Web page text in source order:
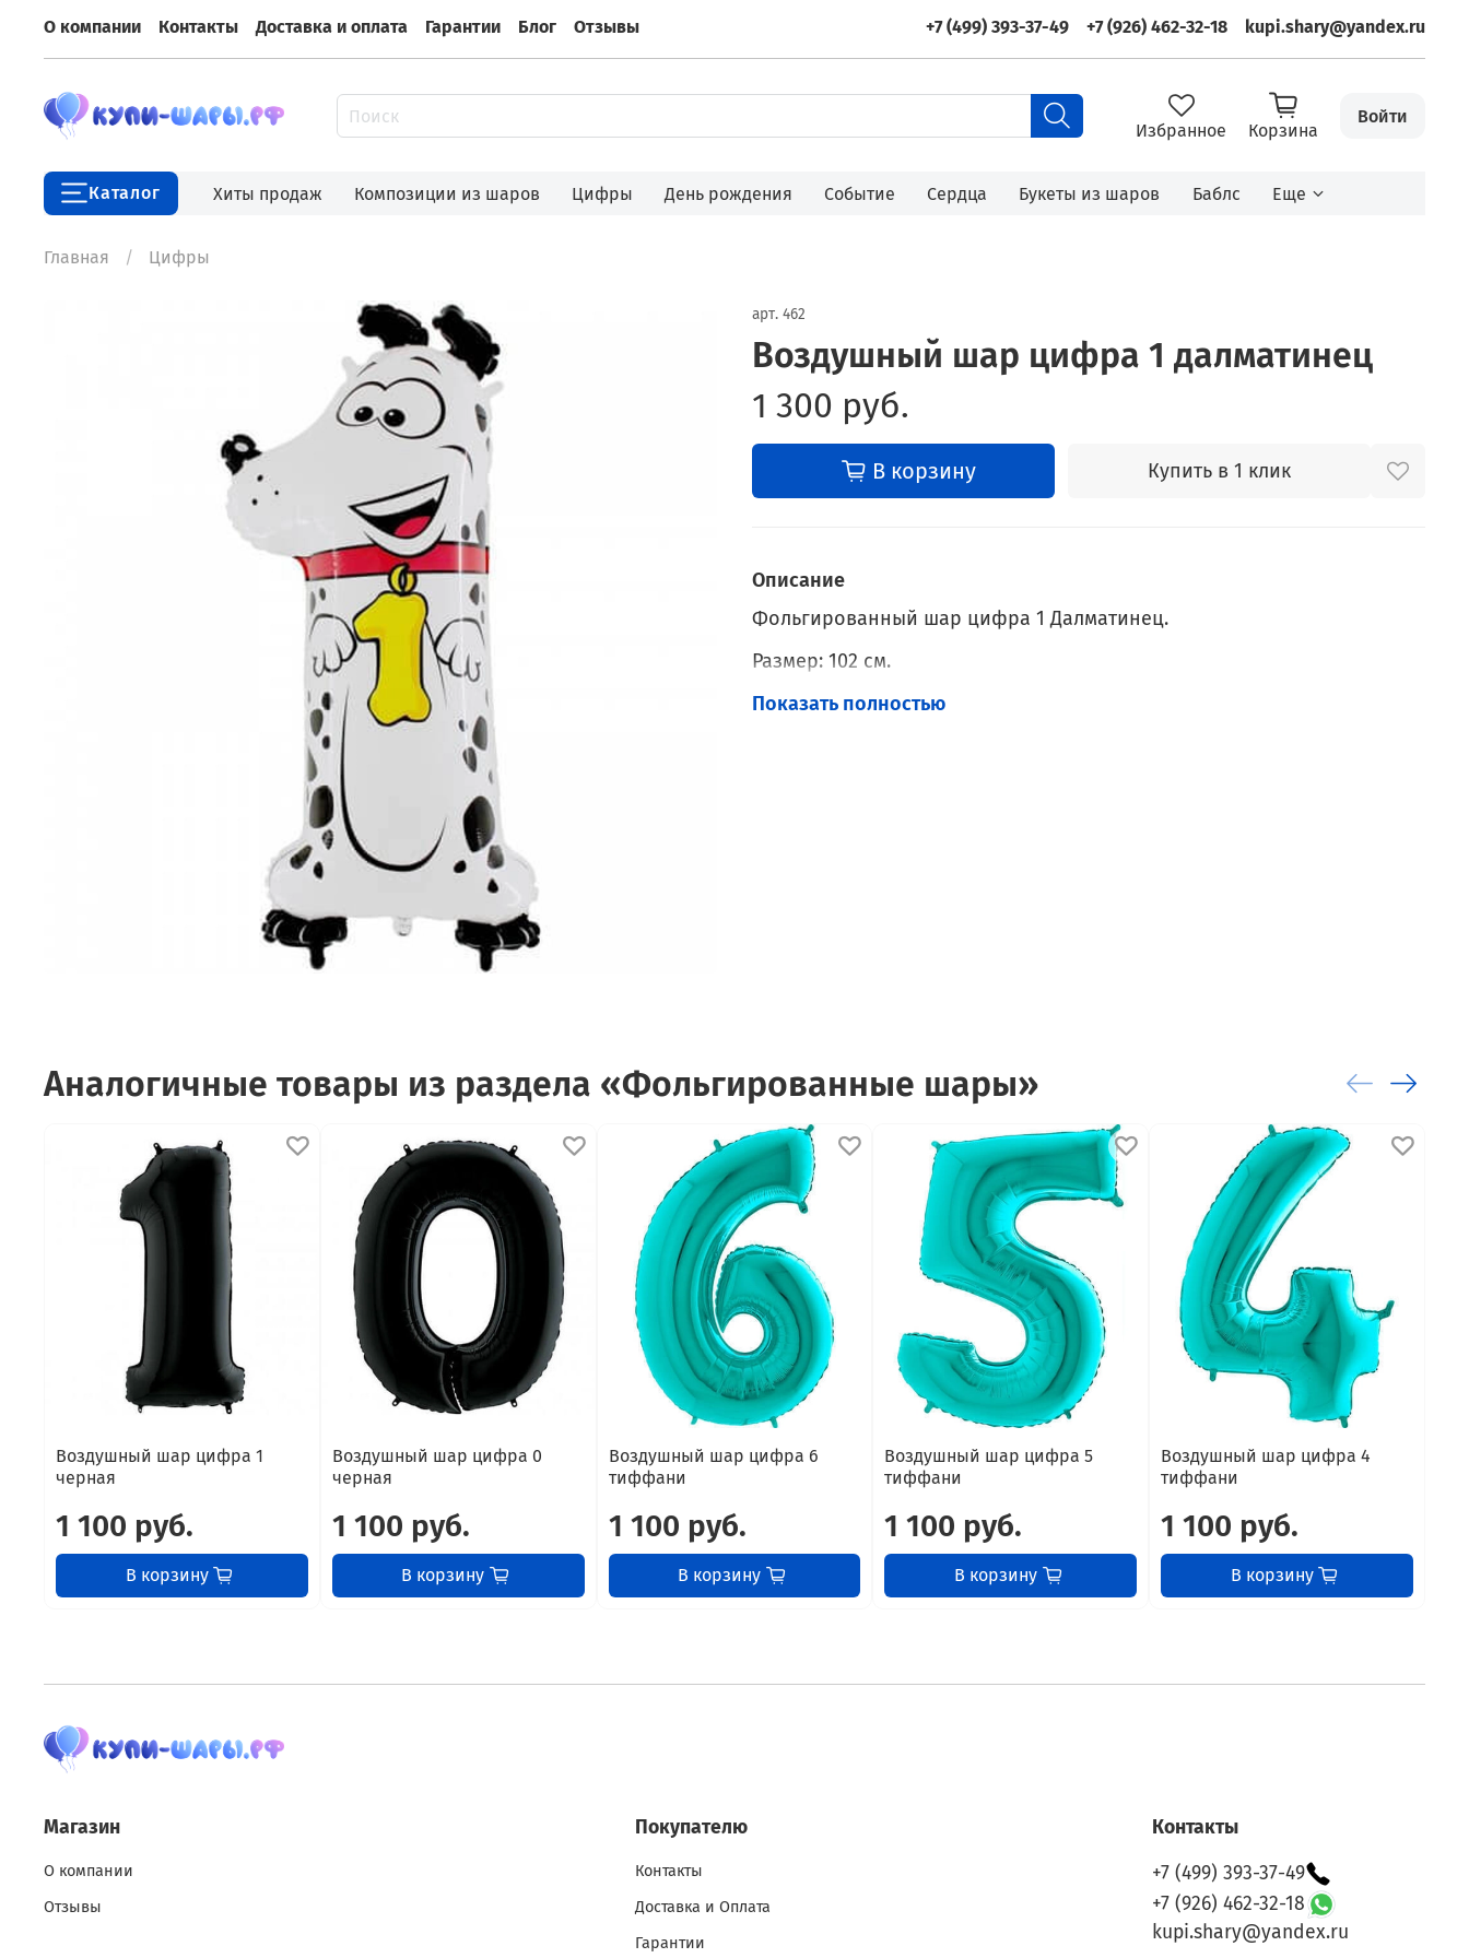
О компании Контакты Доставка и оплата Гарантии Блог Отзывы +7 (499) 393-37-49 +7 (926) 462-32-18 kupi.shary@yandex.ru
Избранное Корзина
Войти
Каталог Хиты продаж Композиции из шаров Цифры День рождения Событие Сердца Букеты из шаров Баблс Еще
Главная Цифры
арт. 462
Воздушный шар цифра 1 далматинец
1 300 руб.
В корзину Купить в 1 клик
Описание
Фольгированный шар цифра 1 Далматинец.
Размер: 102 см.
Наполнение: Гелий.
Показать полностью
Аналогичные товары из раздела «Фольгированные шары»
Воздушный шар цифра 1
черная
1 100 руб.
В корзину
Воздушный шар цифра 0
черная
1 100 руб.
В корзину
Воздушный шар цифра 6
тиффани
1 100 руб.
В корзину
Воздушный шар цифра 5
тиффани
1 100 руб.
В корзину
Воздушный шар цифра 4
тиффани
1 100 руб.
В корзину
Магазин
О компании
Отзывы
Покупателю
Контакты
Доставка и Оплата
Гарантии
Контакты
+7 (499) 393-37-49
+7 (926) 462-32-18
kupi.shary@yandex.ru